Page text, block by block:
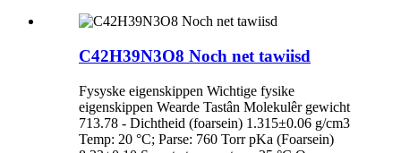
C42H39N3O8 Noch net tawiisd
Fysyske eigenskippen Wichtige fysike
eigenskippen Wearde Tastân Molekulêr gewicht
713.78 - Dichtheid (foarsein) 1.315±0.06 g/cm3
Temp: 20 °C; Parse: 760 Torr pKa (Foarsein)